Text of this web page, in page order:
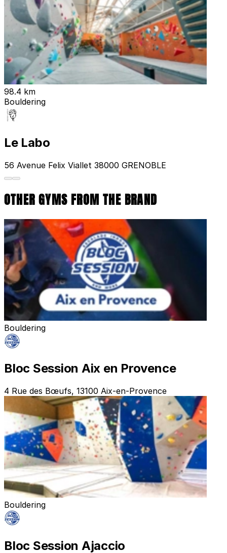
98.4 km
Bouldering
Le Labo
56 Avenue Felix Viallet 38000 GRENOBLE
OTHER GYMS FROM THE BRAND
Bouldering
Bloc Session Aix en Provence
4 Rue des Bœufs, 13100 Aix-en-Provence
Bouldering
Bloc Session Ajaccio